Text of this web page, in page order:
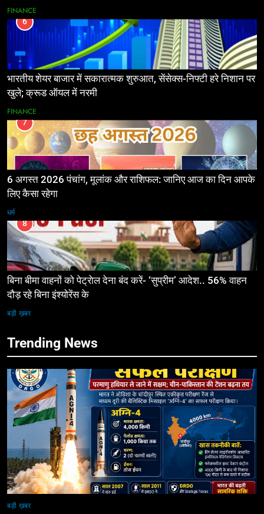
FINANCE
6
भारतीय शेयर बाजार में सकारात्मक शुरुआत, सेंसेक्स-निफ्टी हरे निशान पर
खुले; क्रूड ऑयल में नरमी
FINANCE
7
6 अगस्त 2026 पंचांग, मूलांक और राशिफल: जानिए आज का दिन आपके
लिए कैसा रहेगा
धर्म
8
बिना बीमा वाहनों को पेट्राेल देना बंद करें- ‘सुप्रीम’ आदेश.. 56% वाहन
दौड़ रहे बिना इंश्योरेंस के
बड़ी ख़बर
Trending News
बड़ी ख़बर